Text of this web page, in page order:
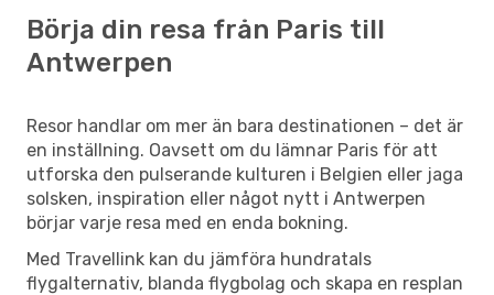
Börja din resa från Paris till
Antwerpen
Resor handlar om mer än bara destinationen – det är
en inställning. Oavsett om du lämnar Paris för att
utforska den pulserande kulturen i Belgien eller jaga
solsken, inspiration eller något nytt i Antwerpen
börjar varje resa med en enda bokning.
Med Travellink kan du jämföra hundratals
flygalternativ, blanda flygbolag och skapa en resplan